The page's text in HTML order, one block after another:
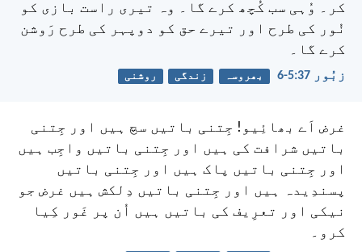
کر۔ وُہی سب کُچھ کرے گا۔ وہ تیری راست بازی کو
نُور کی طرح اور تیرے حق کو دوپہر کی طرح رَوشن
کرے گا۔
زبُور 37:‏5-‏6 بھروسہ زندگی روشنی
غرض اَے بھائِیو! جِتنی باتیں سچ ہیں اور جِتنی
باتیں شرافت کی ہیں اور جِتنی باتیں واجِب ہیں
اور جِتنی باتیں پاک ہیں اور جِتنی باتیں
پسندِیدہ ہیں اور جِتنی باتیں دِلکش ہیں غرض جو
نیکی اور تعرِیف کی باتیں ہیں اُن پر غَور کِیا
کرو۔